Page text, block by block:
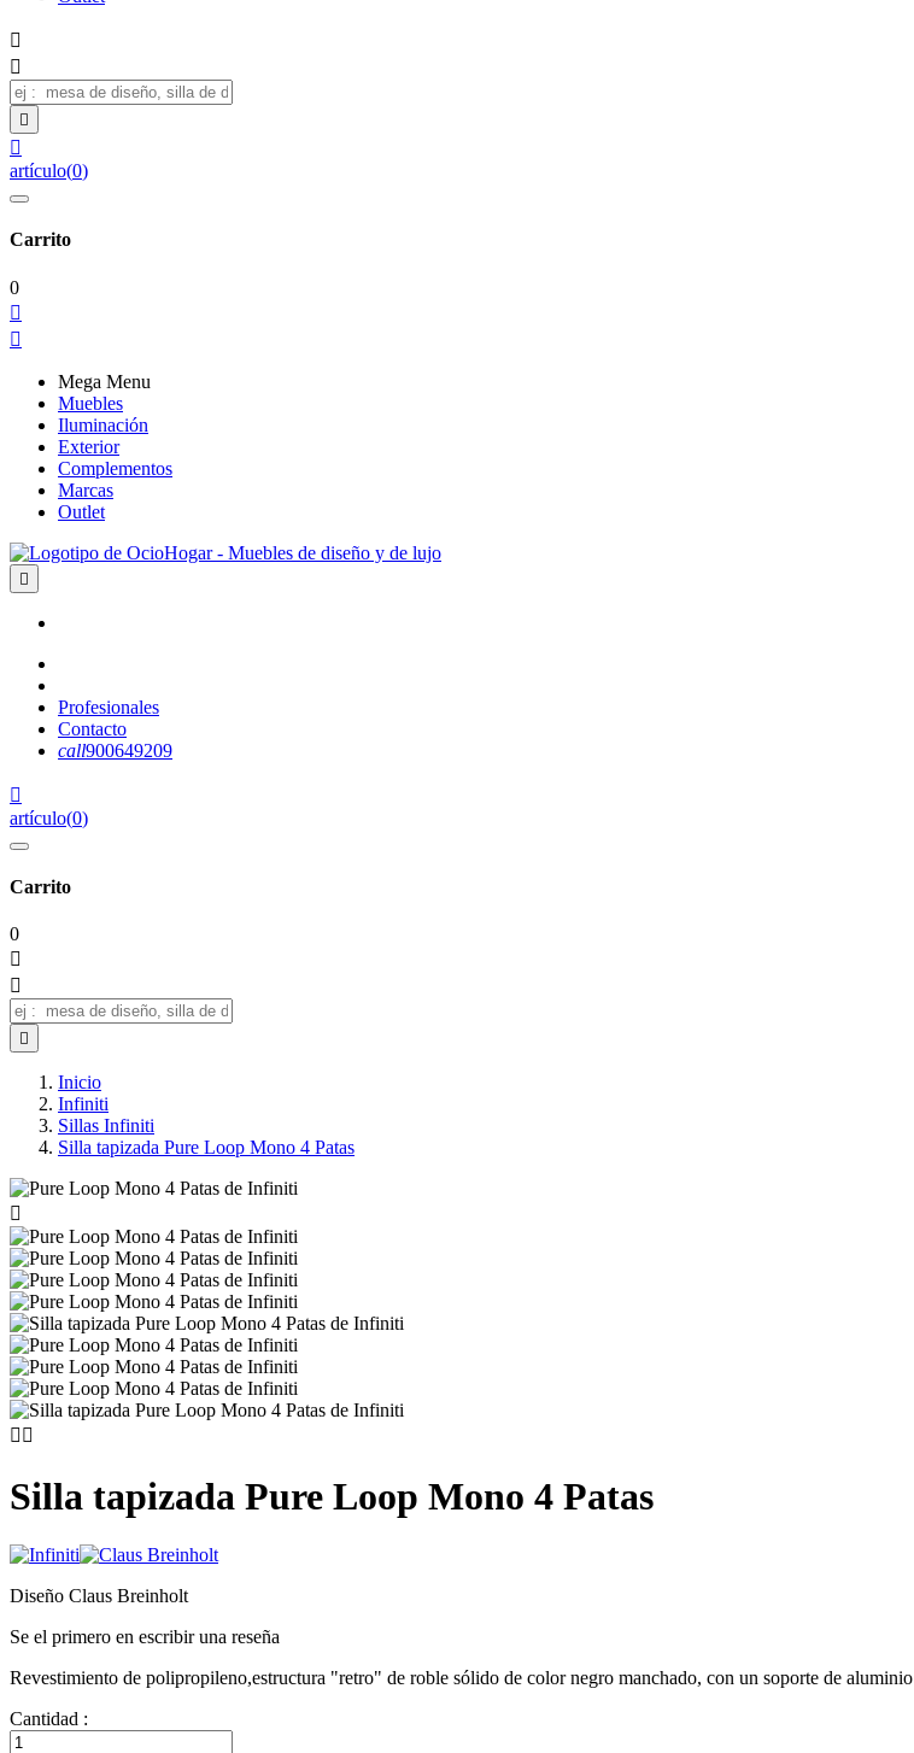




artículo(0)
Carrito
0


Mega Menu
Muebles
Iluminación
Exterior
Complementos
Marcas
Outlet

Profesionales
Contacto
call900649209

artículo(0)
Carrito
0



Inicio
Infiniti
Sillas Infiniti
Silla tapizada Pure Loop Mono 4 Patas

 
Silla tapizada Pure Loop Mono 4 Patas
Diseño Claus Breinholt
Se el primero en escribir una reseña
Revestimiento de polipropileno,estructura "retro" de roble sólido de color negro manchado, con un soporte de aluminio
Cantidad :